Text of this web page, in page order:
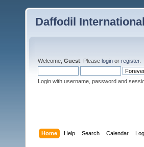
Daffodil
Welcome, Guest . Please login or register.
Login with username, password and
Home Help Search Calendar